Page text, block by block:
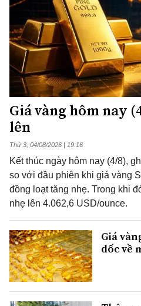
Giá vàng hôm nay
lên
Thứ 3, 04/08/2026 | 19:16
Kết thúc ngày hôm nay (4/8),
so với đầu phiên khi giá vàng
đồng loạt tăng nhẹ. Trong khi
nhẹ lên 4.062,6 USD/ounce.
Giá
dốc về